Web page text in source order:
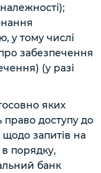
;
у тому числі
забезпечення
(у разі
яких
право доступу до
запитів на
порядку,
банк